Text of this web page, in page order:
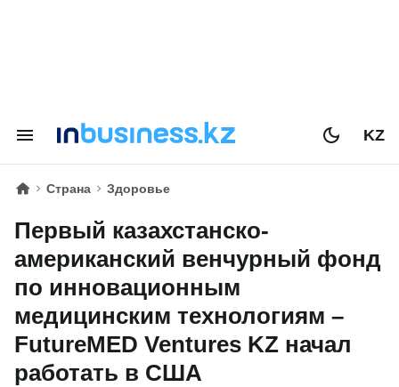
KZ
Страна Здоровье
Первый казахстанско-
американский венчурный фонд
по инновационным
медицинским технологиям –
FutureMED Ventures KZ начал
работать в США